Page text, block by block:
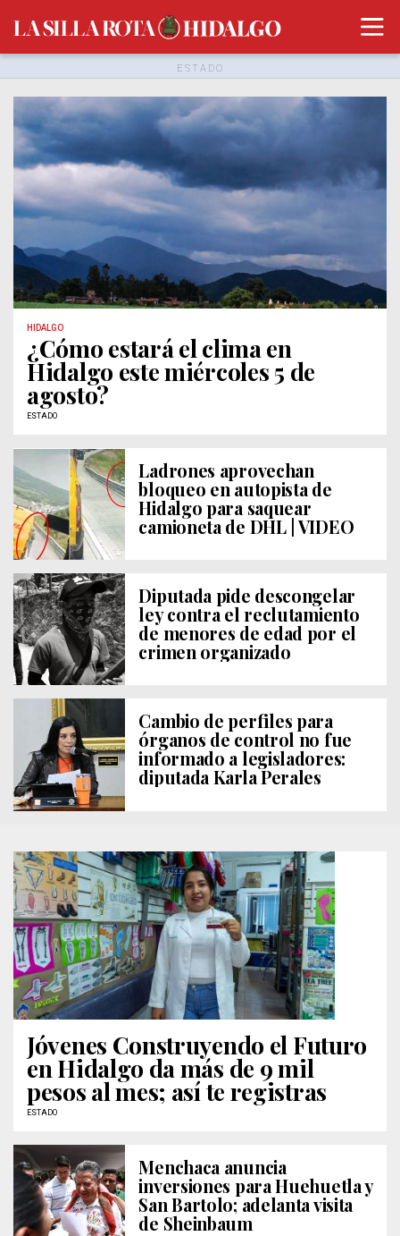
ESTADO
HIDALGO
¿Cómo estará el clima en
Hidalgo este miércoles 5 de
agosto?
ESTADO
Ladrones aprovechan
bloqueo en autopista de
Hidalgo para saquear
camioneta de DHL | VIDEO
Diputada pide descongelar
ley contra el reclutamiento
de menores de edad por el
crimen organizado
Cambio de perfiles para
órganos de control no fue
informado a legisladores:
diputada Karla Perales
Jóvenes Construyendo el Futuro
en Hidalgo da más de 9 mil
pesos al mes; así te registras
ESTADO
Menchaca anuncia
inversiones para Huehuetla y
San Bartolo; adelanta visita
de Sheinbaum